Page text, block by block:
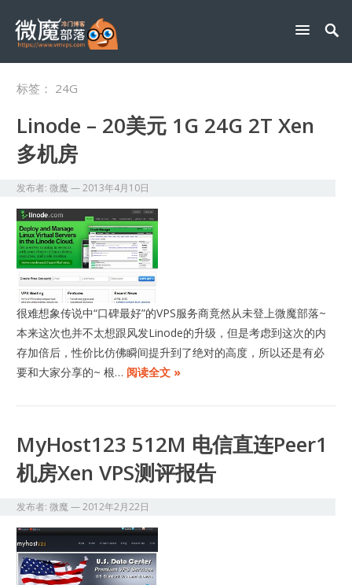
标签： 24G
Linode – 20美元 1G 24G 2T Xen
多机房
发布者:微魔—2013年4月10日
很难想象传说中“口碑最好”的VPS服务商竟然从未登上微魔部落~
本来这次也并不太想跟风发Linode的升级，但是考虑到这次的内
存加倍后，性价比仿佛瞬间提升到了绝对的高度，所以还是有必
要和大家分享的~ 根… 阅读全文 »
MyHost123 512M 电信直连Peer1
机房Xen VPS测评报告
发布者:微魔—2012年2月22日